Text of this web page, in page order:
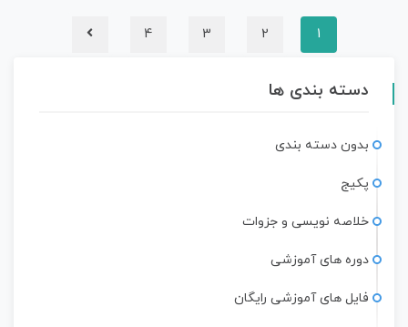
1
2
3
4
دسته بندی ها
بدون دسته بندی
پکیج
خلاصه نویسی و جزوات
دوره های آموزشی
فایل های آموزشی رایگان